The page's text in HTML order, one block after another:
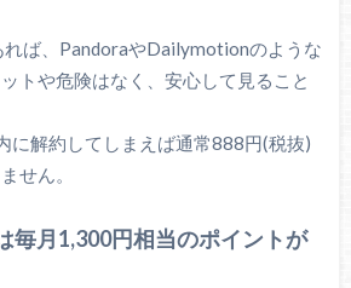
ば、PandoraやDailymotionのような
トや危険はなく、安心して見ること
に解約してしまえば通常888円(税抜)
せん。
毎月1,300円相当のポイントが